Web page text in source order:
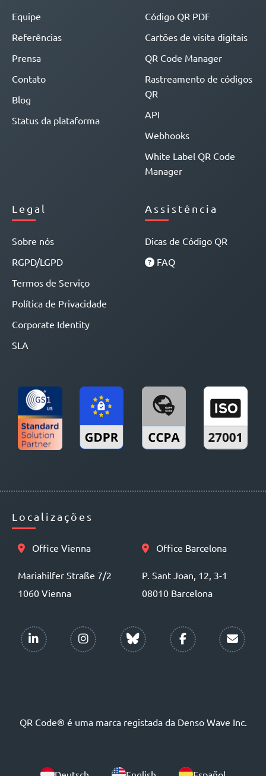
Equipe
Referências
Prensa
Contato
Blog
Status da plataforma
Código QR PDF
Cartões de visita digitais
QR Code Manager
Rastreamento de códigos
QR
API
Webhooks
White Label QR Code
Manager
Legal
Sobre nós
RGPD/LGPD
Termos de Serviço
Política de Privacidade
Corporate Identity
SLA
Assistência
Dicas de Código QR
FAQ
Localizações
Office Vienna
Mariahilfer Straße 7/2
1060 Vienna
Office Barcelona
P. Sant Joan, 12, 3-1
08010 Barcelona
QR Code® é uma marca registada da Denso Wave Inc.